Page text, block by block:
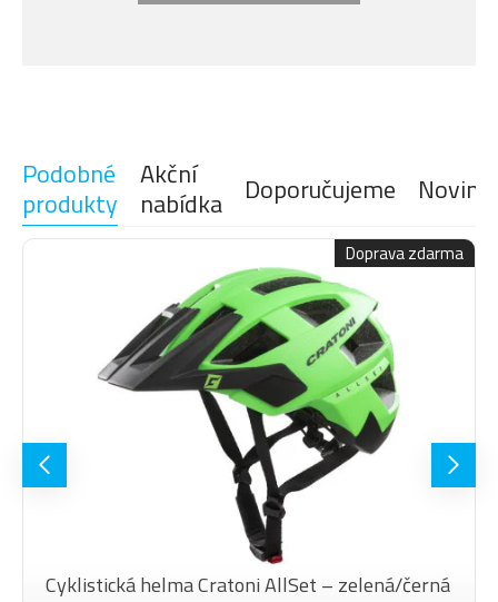
Podobné
produkty
Akční
nabídka Doporučujeme
Doprava zdarma
Cyklistická helma Cratoni AllSet – zelená/černá